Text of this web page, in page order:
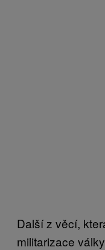
Další z věcí,
militarizace